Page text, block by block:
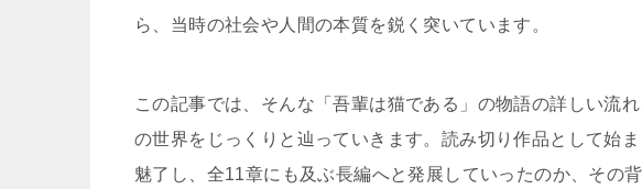
ら、当時の社会や人間の本質を鋭く突いています。
この記事では、そんな「吾輩は猫である」の物語の詳しい流
の世界をじっくりと辿っていきます。読み切り作品として始
魅了し、全11章にも及ぶ長編へと発展していったのか、その